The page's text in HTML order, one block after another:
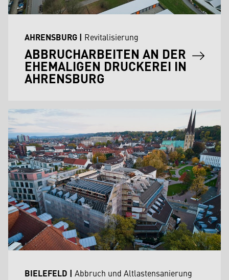
AHRENSBURG | Revitalisierung
ABBRUCHARBEITEN AN DER
EHEMALIGEN DRUCKEREI IN
AHRENSBURG
BIELEFELD | Abbruch und Altlastensanierung